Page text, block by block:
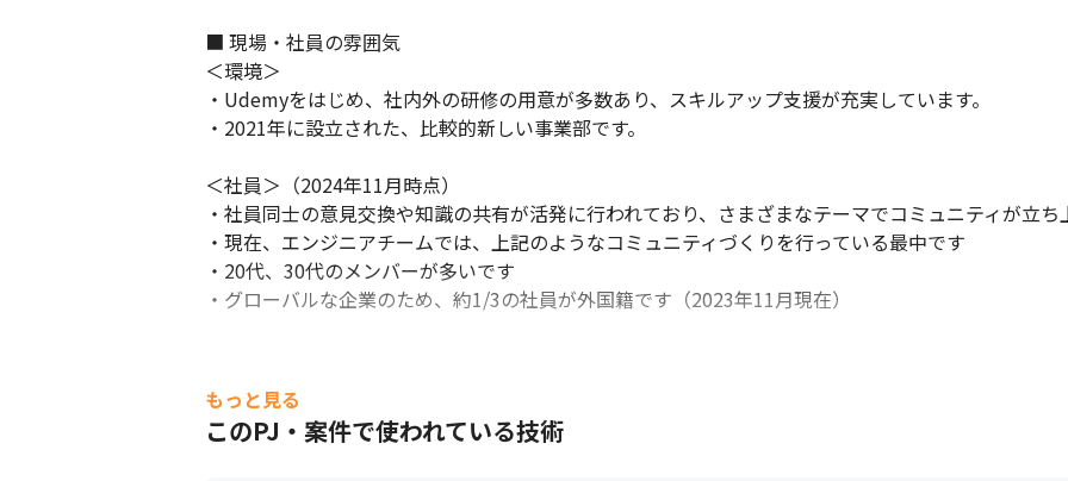
■ 現場・社員の雰囲気
＜環境＞
・Udemyをはじめ、社内外の研修の用意が多数あり、スキルアップ支援が充実しています。
・2021年に設立された、比較的新しい事業部です。
＜社員＞（2024年11月時点）
・社員同士の意見交換や知識の共有が活発に行われており、さまざまなテーマでコミュニティが立ち
・現在、エンジニアチームでは、上記のようなコミュニティづくりを行っている最中です
・20代、30代のメンバーが多いです
・グローバルな企業のため、約1/3の社員が外国籍です（2023年11月現在）
もっと見る
このPJ・案件で使われている技術